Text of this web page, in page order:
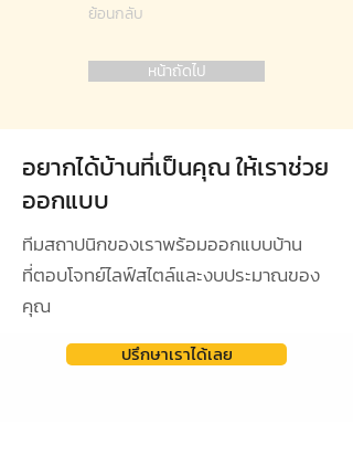
ย้อนกลับ
หน้าถัดไป
อยากได้บ้านที่เป็นคุณ ให้เราช่วย
ออกแบบ
ทีมสถาปนิกของเราพร้อมออกแบบบ้าน
ที่ตอบโจทย์ไลฟ์สไตล์และงบประมาณของ
คุณ
ปรึกษาเราได้เลย